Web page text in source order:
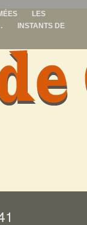
LES
INSTANTS DE
de